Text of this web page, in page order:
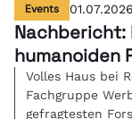
Events 01.07.2026
Nachbericht:
humanoiden
Volles Haus bei
Fachgruppe
gefragtesten